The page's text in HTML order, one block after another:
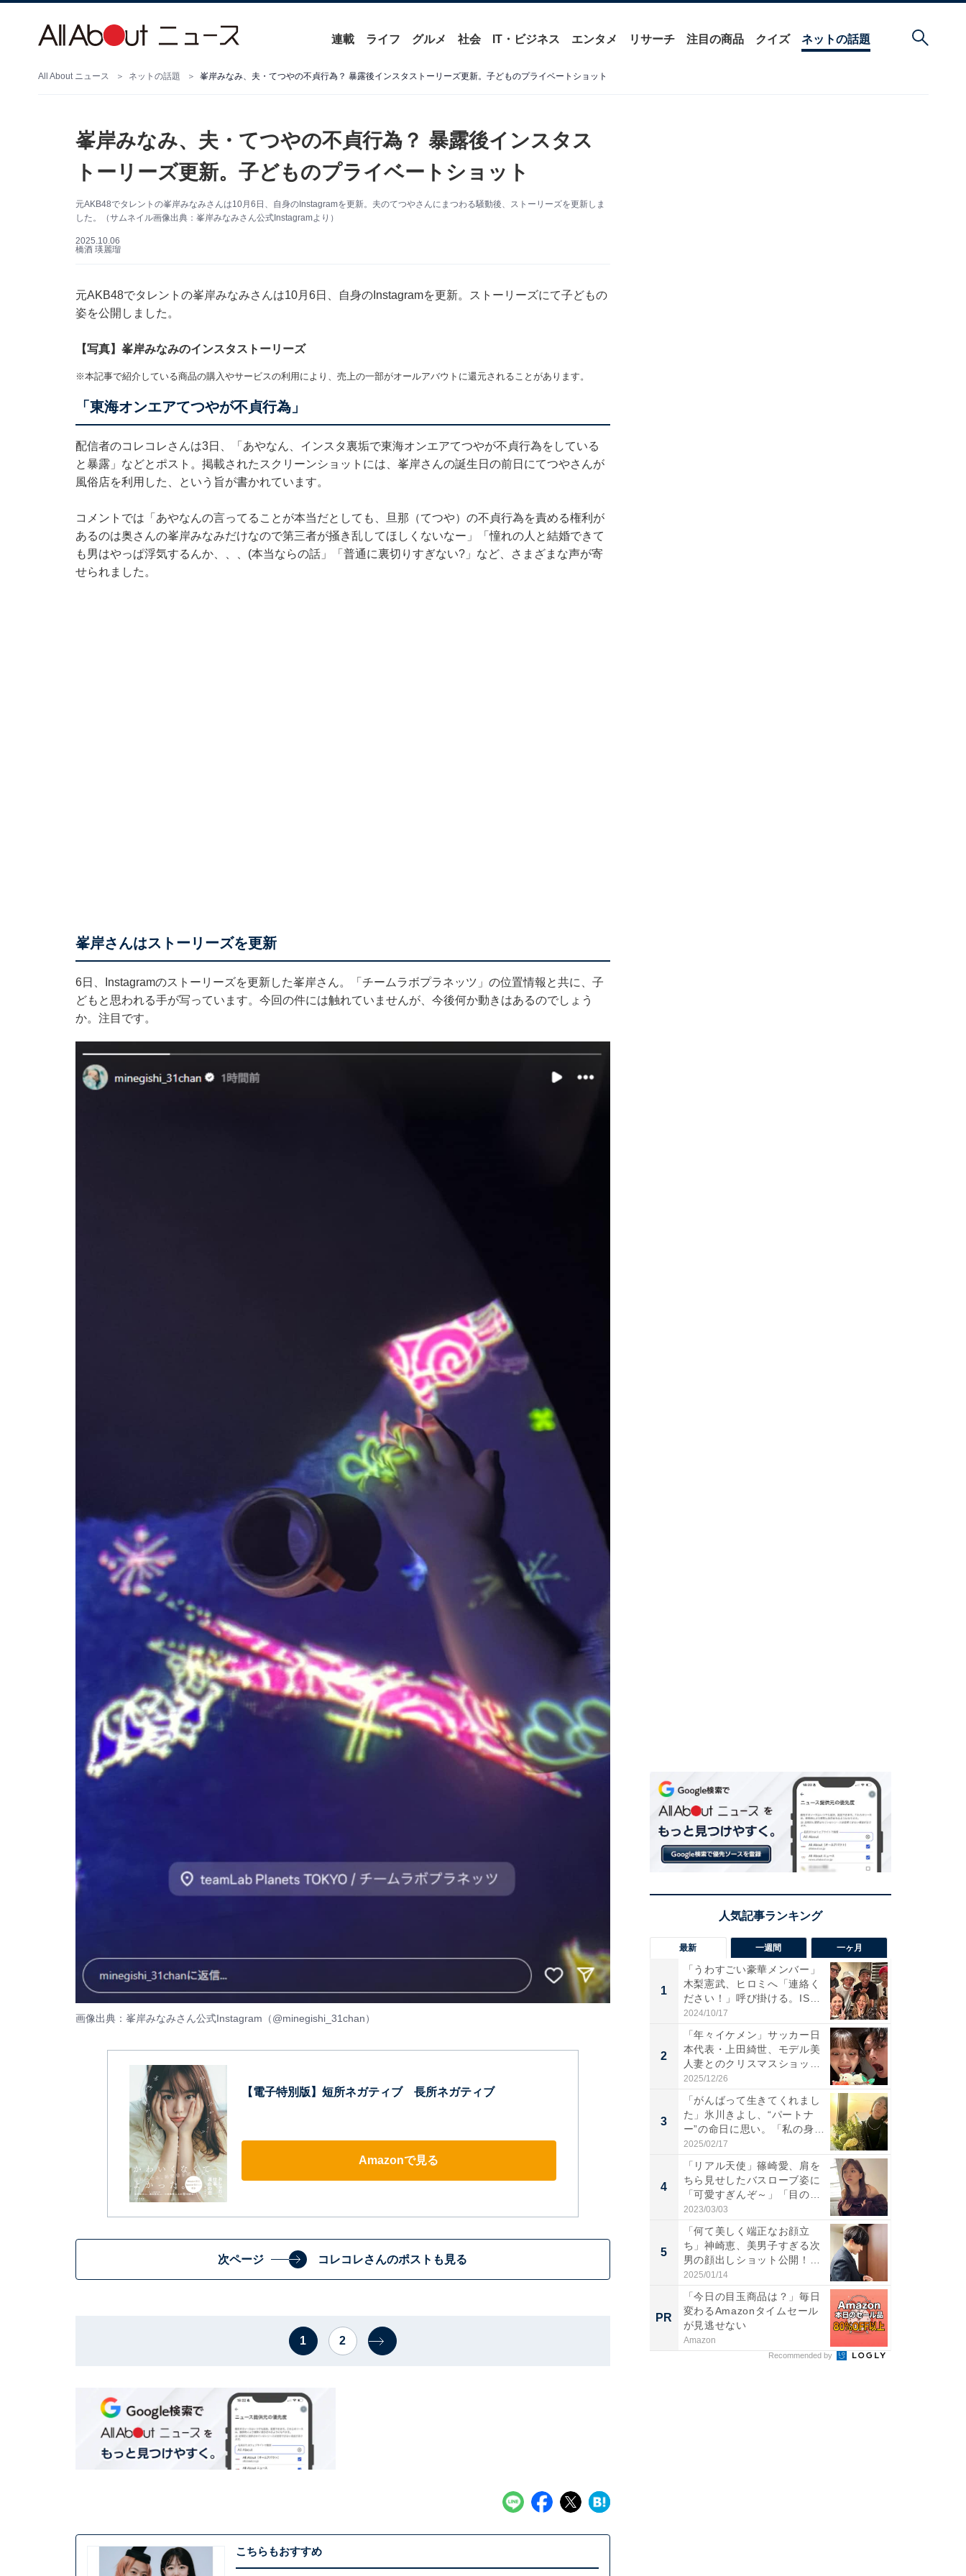
連載 ライフ グルメ 社会 IT・ビジネス エンタメ リサーチ 注目の商品 クイズ ネットの話題
All About ニュース ネットの話題 峯岸みなみ、夫・てつやの不貞行為？ 暴露後インスタストーリーズ更新。子どものプライベートショット
峯岸みなみ、夫・てつやの不貞行為？ 暴露後インスタス
トーリーズ更新。子どものプライベートショット
元AKB48でタレントの峯岸みなみさんは10月6日、自身のInstagramを更新。夫のてつやさんにまつわる騒動後、ストーリーズを更新しま
した。（サムネイル画像出典：峯岸みなみさん公式Instagramより）
2025.10.06
橋酒 瑛麗瑠
元AKB48でタレントの峯岸みなみさんは10月6日、自身のInstagramを更新。ストーリーズにて子どもの
姿を公開しました。
【写真】峯岸みなみのインスタストーリーズ
※本記事で紹介している商品の購入やサービスの利用により、売上の一部がオールアバウトに還元されることがあります。
「東海オンエアてつやが不貞行為」
配信者のコレコレさんは3日、「あやなん、インスタ裏垢で東海オンエアてつやが不貞行為をしている
と暴露」などとポスト。掲載されたスクリーンショットには、峯岸さんの誕生日の前日にてつやさんが
風俗店を利用した、という旨が書かれています。
コメントでは「あやなんの言ってることが本当だとしても、旦那（てつや）の不貞行為を責める権利が
あるのは奥さんの峯岸みなみだけなので第三者が掻き乱してほしくないなー」「憧れの人と結婚できて
も男はやっぱ浮気するんか、、、(本当ならの話」「普通に裏切りすぎない?」など、さまざまな声が寄
せられました。
峯岸さんはストーリーズを更新
6日、Instagramのストーリーズを更新した峯岸さん。「チームラボプラネッツ」の位置情報と共に、子
どもと思われる手が写っています。今回の件には触れていませんが、今後何か動きはあるのでしょう
か。注目です。
画像出典：峯岸みなみさん公式Instagram（@minegishi_31chan）
【電子特別版】短所ネガティブ 長所ネガティブ
Amazonで見る
次ページ コレコレさんのポストも見る
1 2
こちらもおすすめ
最新 一週間 一ヶ月
1
「うわすごい豪華メンバー」
木梨憲武、ヒロミへ「連絡く
ださい！」呼び掛ける。IS
S...
2024/10/17
2
「年々イケメン」サッカー日
本代表・上田綺世、モデル美
人妻とのクリスマスショット
に...
2025/12/26
3
「がんばって生きてくれまし
た」氷川きよし、“パートナ
ー”の命日に思い。「私の身
体...
2025/02/17
4
「リアル天使」篠崎愛、肩を
ちら見せしたバスローブ姿に
「可愛すぎんぞ～」「目の表
情...
2023/03/03
5
「何て美しく端正なお顔立
ち」神崎恵、美男子すぎる次
男の顔出しショット公開！
「め...
2025/01/14
PR
「今日の目玉商品は？」毎日
変わるAmazonタイムセール
が見逃せない
Amazon
Recommended by